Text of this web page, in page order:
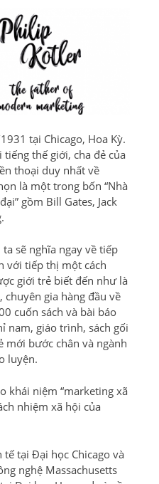
tại Chicago, Hoa Kỳ.
thế giới, cha đẻ của
thoại duy nhất về
là một trong bốn “Nhà
gồm Bill Gates, Jack
sẽ nghĩa ngay về tiếp
với tiếp thị một cách
giới trẻ biết đến như là
gia hàng đầu về
cuốn sách và bài báo
nam, giáo trình, sách gối
mới bước chân và ngành
luyện.
khái niệm “marketing xã
nhiệm xã hội của
tế tại Đại học Chicago và
nghệ Massachusetts